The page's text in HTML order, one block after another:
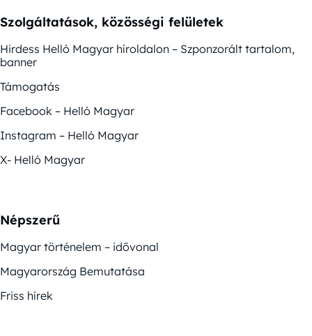
Szolgáltatások, közösségi felületek
Hirdess Helló Magyar híroldalon – Szponzorált tartalom,
banner
Támogatás
Facebook – Helló Magyar
Instagram – Helló Magyar
X- Helló Magyar
Népszerű
Magyar történelem – idővonal
Magyarország Bemutatása
Friss hírek